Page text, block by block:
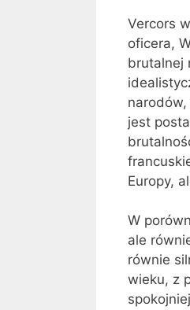
Vercors
oficera,
brutalnej
jest
Europy,
W
ale
równie
wieku, z